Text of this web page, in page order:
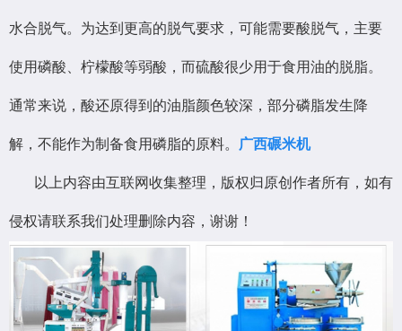
水合脱气。为达到更高的脱气要求，可能需要酸脱气，主要
使用磷酸、柠檬酸等弱酸，而硫酸很少用于食用油的脱脂。
通常来说，酸还原得到的油脂颜色较深，部分磷脂发生降
解，不能作为制备食用磷脂的原料。 广西碾米机
以上内容由互联网收集整理，版权归原创作者所有，如有
侵权请联系我们处理删除内容，谢谢！